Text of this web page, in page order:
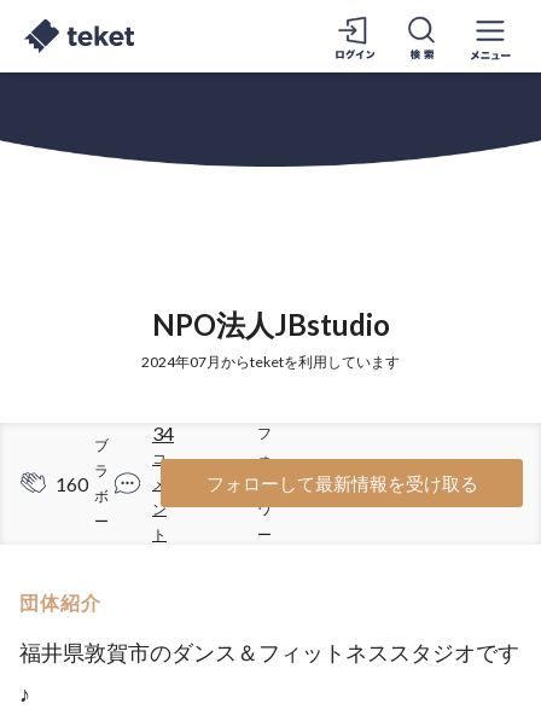
NPO法人JBstudio
2024年07月からteketを利用しています
160
ブ
ラ
ボ
ー
34
コ
メ
ン
ト
351
フ
ォ
ロ
ワ
ー
フォローして最新情報を受け取る
団体紹介
福井県敦賀市のダンス＆フィットネススタジオです
♪